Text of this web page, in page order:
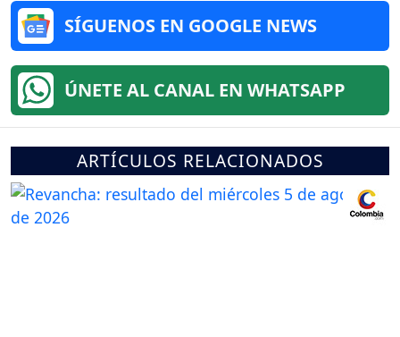
SÍGUENOS EN GOOGLE NEWS
ÚNETE AL CANAL EN WHATSAPP
ARTÍCULOS RELACIONADOS